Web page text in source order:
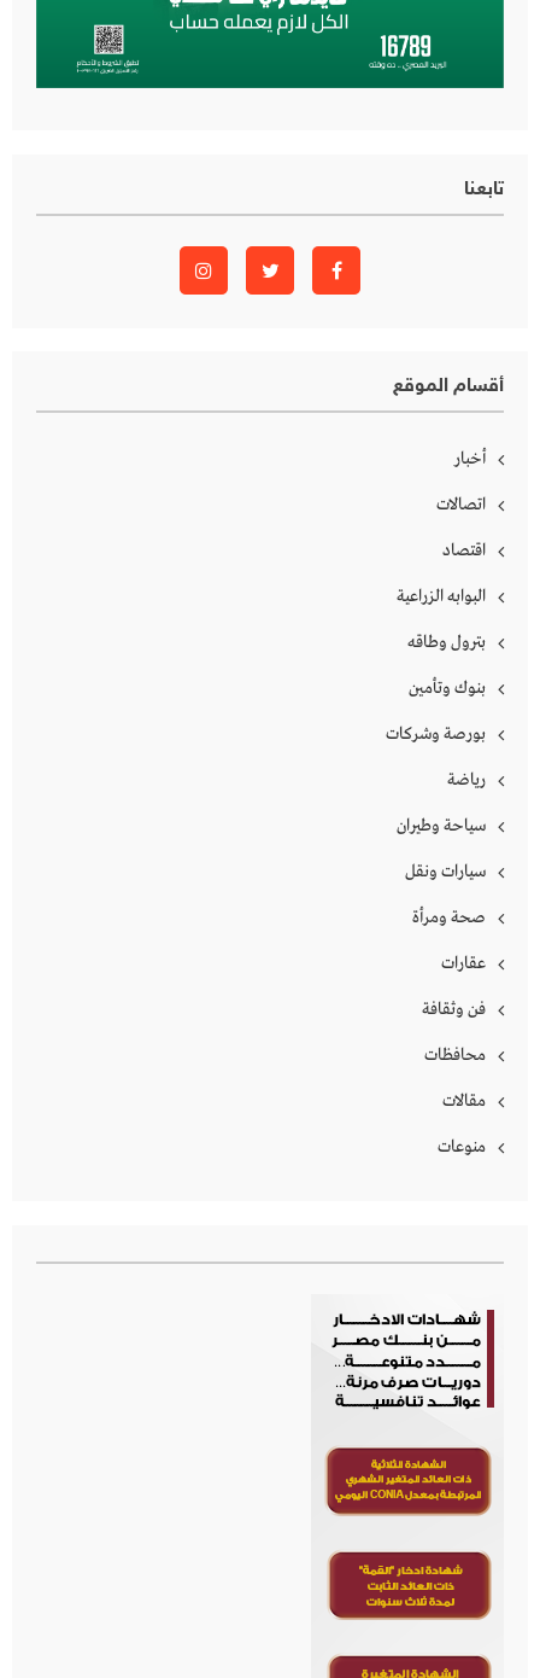
تابعنا
أقسام الموقع
أخبار
اتصالات
اقتصاد
البوابه الزراعية
بترول وطاقه
بنوك وتأمين
بورصة وشركات
رياضة
سياحة وطيران
سيارات ونقل
صحة ومرأة
عقارات
فن وثقافة
محافظات
مقالات
منوعات